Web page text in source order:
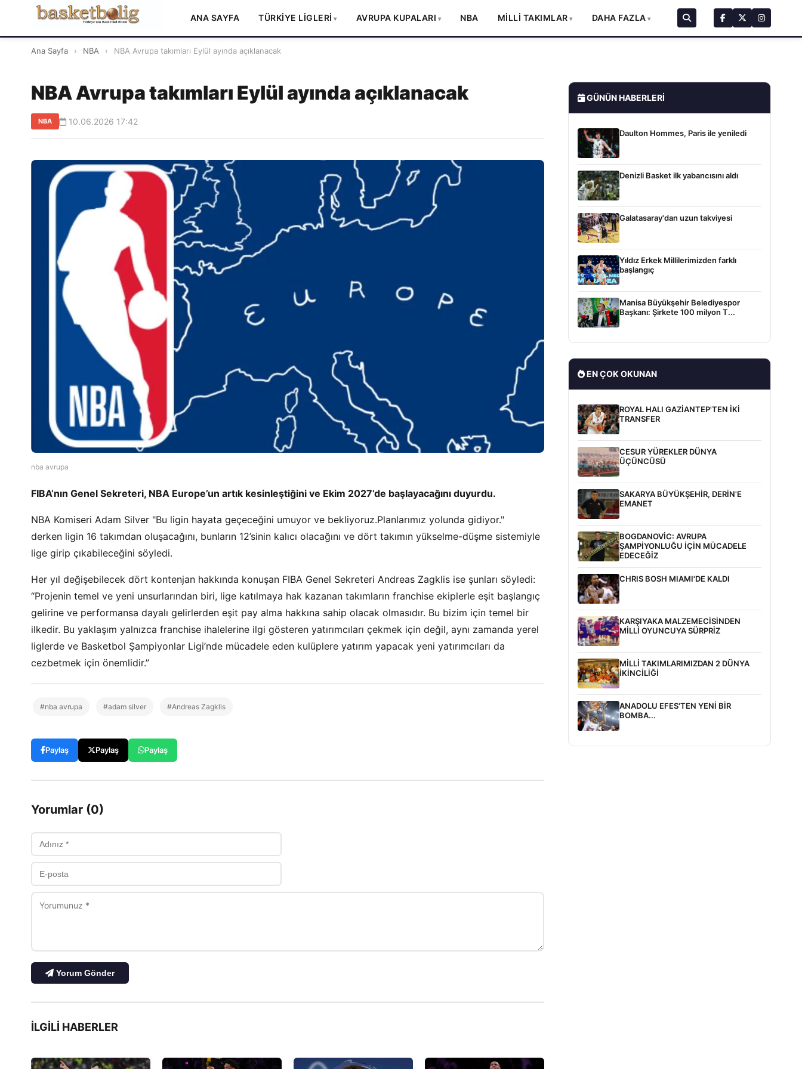
ANA SAYFA TÜRKİYE LİGLERİ AVRUPA KUPALARI NBA MİLLİ TAKIMLAR DAHA FAZLA
Ana Sayfa › NBA › NBA Avrupa takımları Eylül ayında açıklanacak
NBA Avrupa takımları Eylül ayında açıklanacak
NBA 10.06.2026 17:42
nba avrupa
FIBA’nın Genel Sekreteri, NBA Europe’un artık kesinleştiğini ve Ekim 2027’de başlayacağını duyurdu.
NBA Komiseri Adam Silver "Bu ligin hayata geçeceğini umuyor ve bekliyoruz.Planlarımız yolunda gidiyor."
derken ligin 16 takımdan oluşacağını, bunların 12’sinin kalıcı olacağını ve dört takımın yükselme-düşme sistemiyle
lige girip çıkabileceğini söyledi.
Her yıl değişebilecek dört kontenjan hakkında konuşan FIBA Genel Sekreteri Andreas Zagklis ise şunları söyledi:
“Projenin temel ve yeni unsurlarından biri, lige katılmaya hak kazanan takımların franchise ekiplerle eşit başlangıç
gelirine ve performansa dayalı gelirlerden eşit pay alma hakkına sahip olacak olmasıdır. Bu bizim için temel bir
ilkedir. Bu yaklaşım yalnızca franchise ihalelerine ilgi gösteren yatırımcıları çekmek için değil, aynı zamanda yerel
liglerde ve Basketbol Şampiyonlar Ligi’nde mücadele eden kulüplere yatırım yapacak yeni yatırımcıları da
cezbetmek için önemlidir.”
#nba avrupa #adam silver #Andreas Zagklis
Paylaş Paylaş Paylaş
Yorumlar (0)
Yorum Gönder
İLGILI HABERLER
GÜNÜN HABERLERI
Daulton Hommes, Paris ile yeniledi
Denizli Basket ilk yabancısını aldı
Galatasaray'dan uzun takviyesi
Yıldız Erkek Millilerimizden farklı
başlangıç
Manisa Büyükşehir Belediyespor
Başkanı: Şirkete 100 milyon T...
EN ÇOK OKUNAN
ROYAL HALI GAZİANTEP'TEN İKİ
TRANSFER
CESUR YÜREKLER DÜNYA
ÜÇÜNCÜSÜ
SAKARYA BÜYÜKŞEHİR, DERİN'E
EMANET
BOGDANOVİC: AVRUPA
ŞAMPİYONLUĞU İÇİN MÜCADELE
EDECEĞİZ
CHRIS BOSH MIAMI'DE KALDI
KARŞIYAKA MALZEMECİSİNDEN
MİLLİ OYUNCUYA SÜRPRİZ
MİLLİ TAKIMLARIMIZDAN 2 DÜNYA
İKİNCİLİĞİ
ANADOLU EFES'TEN YENİ BİR
BOMBA...